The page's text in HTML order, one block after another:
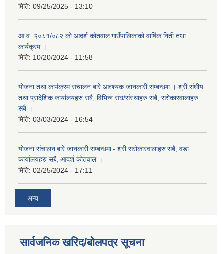
मिति: 09/25/2025 - 13:10
आ.व. २०८१/०८२ को आदर्श कोतवाल गाउँपालिकाको वार्षिक निती तथा
कार्यक्रम ।
मिति: 10/20/2024 - 11:58
योजना तथा कार्यक्रम संचालन बारे आवश्यक जानकारी सम्बन्धमा । श्री संघीय
तथा प्रादेशिक कार्यालयहरु सबै, विभिन्‍न संघ/संस्थाहरु सबै, सरोकारवालाहरु
सबै ।
मिति: 03/03/2024 - 16:54
योजना संचालन बारे जानकारी सम्बन्धमा - श्री सरोकारवालाहरु सबै, वडा
कार्यालयहरु सबै, आदर्श कोतवाल ।
मिति: 02/25/2024 - 17:11
अन्य
सार्वजनिक खरिद/बोलपत्र सूचना